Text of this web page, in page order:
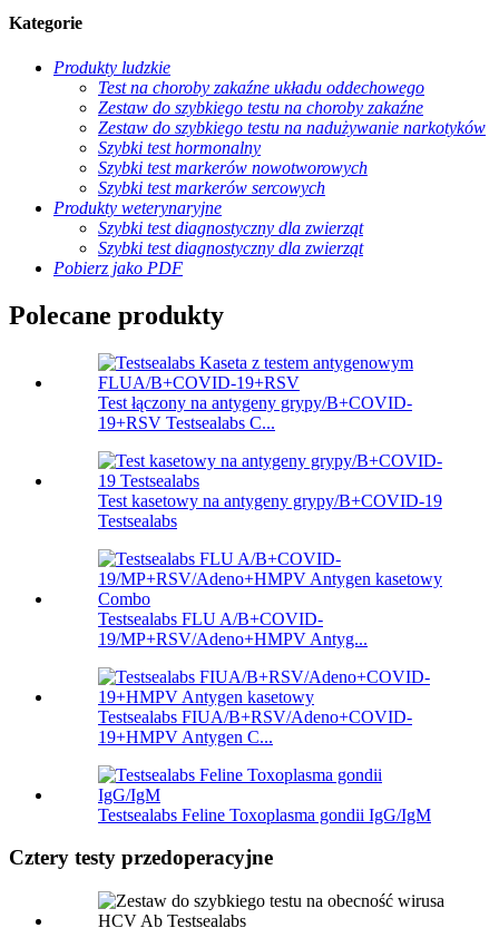
Kategorie
Produkty ludzkie
Test na choroby zakaźne układu oddechowego
Zestaw do szybkiego testu na choroby zakaźne
Zestaw do szybkiego testu na nadużywanie narkotyków
Szybki test hormonalny
Szybki test markerów nowotworowych
Szybki test markerów sercowych
Produkty weterynaryjne
Szybki test diagnostyczny dla zwierząt
Szybki test diagnostyczny dla zwierząt
Pobierz jako PDF
Polecane produkty
Test łączony na antygeny grypy/B+COVID-
19+RSV Testsealabs C...
Test kasetowy na antygeny grypy/B+COVID-19
Testsealabs
Testsealabs FLU A/B+COVID-
19/MP+RSV/Adeno+HMPV Antyg...
Testsealabs FIUA/B+RSV/Adeno+COVID-
19+HMPV Antygen C...
Testsealabs Feline Toxoplasma gondii IgG/IgM
Cztery testy przedoperacyjne